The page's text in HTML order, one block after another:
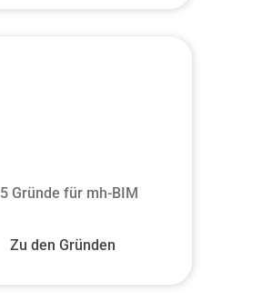
5 Gründe für mh-BIM
Zu den Gründen